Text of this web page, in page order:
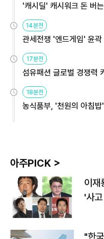
'캐시딜' 캐시워크 돈 버
14분전
관세전쟁 '엔드게임' 윤
17분전
섬유패션 글로벌 경쟁력
18분전
농식품부, '천원의 아침
아주PICK >
이재
'사
"한